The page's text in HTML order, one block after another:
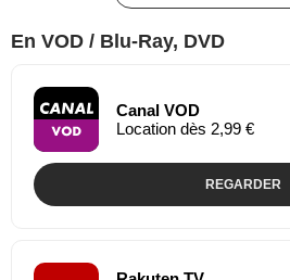
En VOD / Blu-Ray, DVD
Canal VOD
Location dès 2,99 €
REGARDER